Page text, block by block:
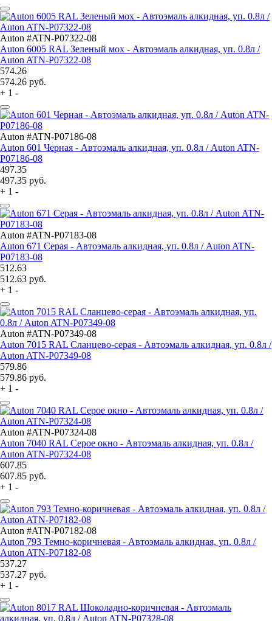
Auton #ATN-P07322-08
Auton 6005 RAL Зеленый мох - Автоэмаль алкидная, уп. 0.8л /
Auton ATN-P07322-08
574.26
574.26 руб.
+ 1 -
Auton #ATN-P07186-08
Auton 601 Черная - Автоэмаль алкидная, уп. 0.8л / Auton ATN-
P07186-08
497.35
497.35 руб.
+ 1 -
Auton #ATN-P07183-08
Auton 671 Серая - Автоэмаль алкидная, уп. 0.8л / Auton ATN-
P07183-08
512.63
512.63 руб.
+ 1 -
Auton #ATN-P07349-08
Auton 7015 RAL Сланцево-серая - Автоэмаль алкидная, уп. 0.8л /
Auton ATN-P07349-08
579.86
579.86 руб.
+ 1 -
Auton #ATN-P07324-08
Auton 7040 RAL Серое окно - Автоэмаль алкидная, уп. 0.8л /
Auton ATN-P07324-08
607.85
607.85 руб.
+ 1 -
Auton #ATN-P07182-08
Auton 793 Темно-коричневая - Автоэмаль алкидная, уп. 0.8л /
Auton ATN-P07182-08
537.27
537.27 руб.
+ 1 -